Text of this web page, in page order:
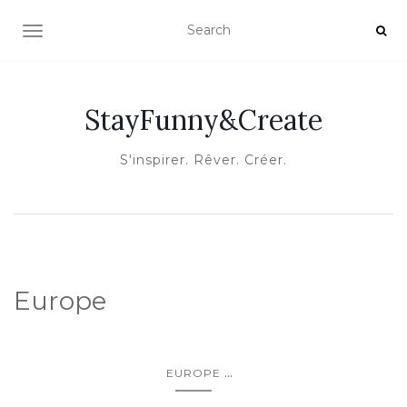
OUVRIR/FERMER LA NAVIGATION
StayFunny&Create
S'inspirer. Rêver. Créer.
Europe
EUROPE ...